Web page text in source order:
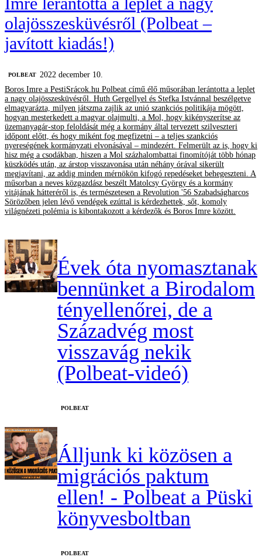
olajösszesküvésről (Polbeat –
javított kiadás!)
‎POLBEAT 2022 december 10.
Boros Imre a PestiSrácok.hu Polbeat című élő műsorában lerántotta a leplet
a nagy olajösszesküvésről. Huth Gergellyel és Stefka Istvánnal beszélgetve
elmagyarázta, milyen játszma zajlik az unió szankciós politikája mögött,
hogyan mesterkedett a magyar olajmulti, a Mol, hogy kikényszerítse az
üzemanyagár-stop feloldását még a kormány által tervezett szilveszteri
időpont előtt, és hogy miként fog megfizetni – a teljes szankciós
nyereségének kormányzati elvonásával – mindezért. Felmerült az is, hogy ki
hisz még a csodákban, hiszen a Mol százhalombattai finomítóját több hónap
küszködés után, az árstop visszavonása után néhány órával sikerült
megjavítani, az addig minden mérnökön kifogó repedéseket behegeszteni. A
műsorban a neves közgazdász beszélt Matolcsy György és a kormány
vitájának hátteréről is, és természetesen a Revolution '56 Szabadságharcos
Sörözőben jelen lévő vendégek ezúttal is kérdezhettek, sőt, komoly
világnézeti polémia is kibontakozott a kérdezők és Boros Imre között.
Évek óta nyomasztanak
bennünket a Birodalom
tényellenőrei, de a
Századvég most
visszavág nekik
(Polbeat-videó)
‎POLBEAT
Álljunk ki közösen a
migrációs paktum
ellen! - Polbeat a Püski
könyvesboltban
‎POLBEAT